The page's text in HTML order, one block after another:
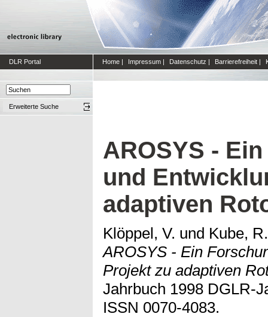
DLR Portal Home | Impressum | Datenschutz | Barrierefreiheit |
Erweiterte Suche
AROSYS -
und
adaptiven
Klöppel, V. und Kube, R.
AROSYS - Ein
Projekt zu adaptiven
Jahrbuch 1998 DGLR-
ISSN 0070-4083.